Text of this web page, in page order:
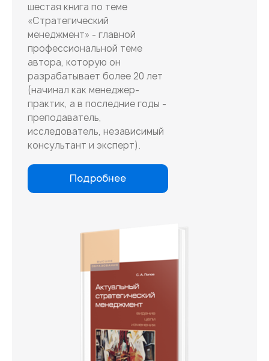
шестая книга по теме
«Стратегический
менеджмент» - главной
профессиональной теме
автора, которую он
разрабатывает более 20 лет
(начинал как менеджер-
практик, а в последние годы -
преподаватель,
исследователь, независимый
консультант и эксперт).
Подробнее